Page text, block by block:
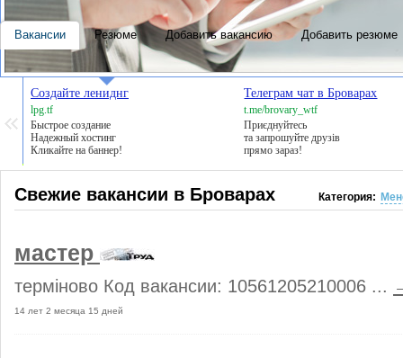
Создайте лениднг
lpg.tf
Быстрое создание
Надежный хостинг
Кликайте на баннер!
Телеграм чат в Броварах
t.me/brovary_wtf
Приєднуйтесь
та запрошуйте друзів
прямо зараз!
Свежие вакансии в Броварах Категория:
мастер
терміново Код вакансии: 10561205210006 ...
14 лет 2 месяца 15 дней
Вакансии Резюме Добавить вакансию Добавить резюме